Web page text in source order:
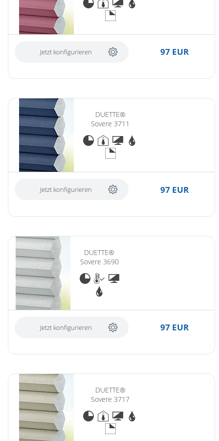
Jetzt konfigurieren 97 EUR
DUETTE®
Sovere 3711
Jetzt konfigurieren 97 EUR
DUETTE®
Sovere 3690
Jetzt konfigurieren 97 EUR
DUETTE®
Sovere 3717